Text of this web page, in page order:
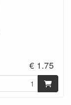
€ 1.75